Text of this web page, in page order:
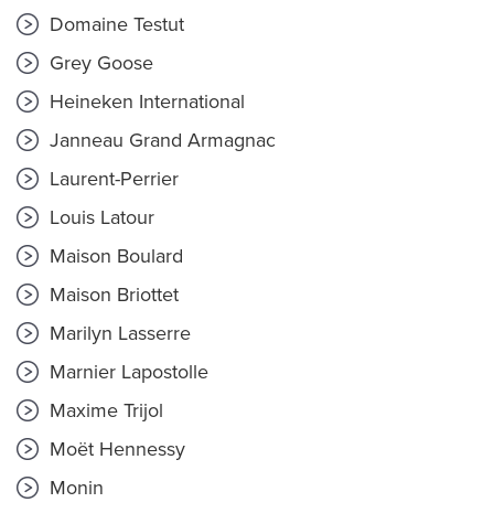
Domaine Testut
Grey Goose
Heineken International
Janneau Grand Armagnac
Laurent-Perrier
Louis Latour
Maison Boulard
Maison Briottet
Marilyn Lasserre
Marnier Lapostolle
Maxime Trijol
Moët Hennessy
Monin